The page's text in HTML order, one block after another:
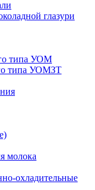
глазури
типа УОМ
типа УОМЗТ
молока
охладительные